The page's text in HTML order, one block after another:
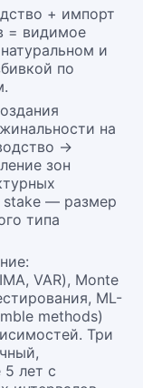
+ импорт
= видимое
и
по
на
→
зон
stake — размер
типа
VAR), Monte
ML-
methods)
Три
5 лет с